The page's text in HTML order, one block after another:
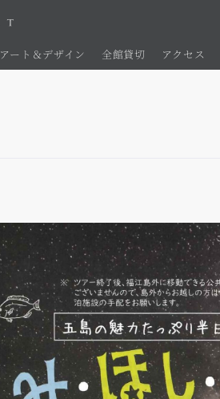
アート＆デザイン 全館貸切 アクセス